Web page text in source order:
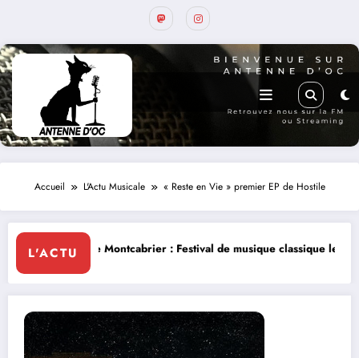
Accueil L'Actu Musicale « Reste en Vie » premier EP de Hostile
L'ACTU: Festival de musique classique le 8 et 9 août La Thérapie